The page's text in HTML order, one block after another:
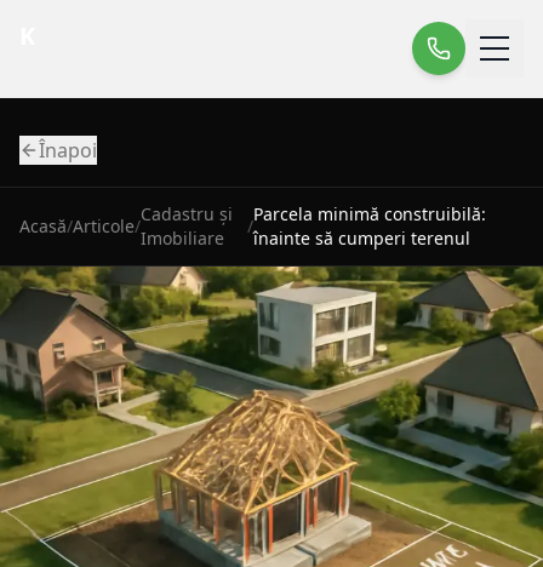
Înapoi
Acasă/Articole/
Cadastru și
Imobiliare
/
Parcela minimă construibilă:
înainte să cumperi terenul